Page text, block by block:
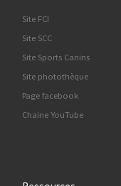
Site FCI
Site SCC
Site Sports Canins
Site photothèque
Page facebook
Chaine YouTube